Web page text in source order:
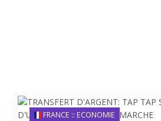
FRANCE :: ECONOMIE